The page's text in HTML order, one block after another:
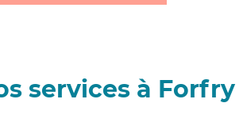
services à Forfry